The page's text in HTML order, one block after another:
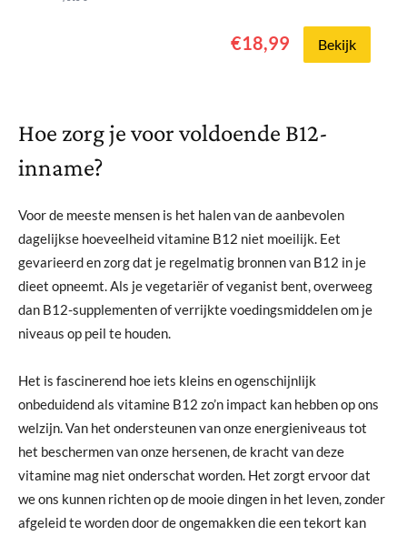
van voldoende vitamine B12....
€18,99 Bekijk
Hoe zorg je voor voldoende B12-
inname?
Voor de meeste mensen is het halen van de aanbevolen
dagelijkse hoeveelheid vitamine B12 niet moeilijk. Eet
gevarieerd en zorg dat je regelmatig bronnen van B12 in je
dieet opneemt. Als je vegetariër of veganist bent, overweeg
dan B12-supplementen of verrijkte voedingsmiddelen om je
niveaus op peil te houden.
Het is fascinerend hoe iets kleins en ogenschijnlijk
onbeduidend als vitamine B12 zo’n impact kan hebben op ons
welzijn. Van het ondersteunen van onze energieniveaus tot
het beschermen van onze hersenen, de kracht van deze
vitamine mag niet onderschat worden. Het zorgt ervoor dat
we ons kunnen richten op de mooie dingen in het leven, zonder
afgeleid te worden door de ongemakken die een tekort kan